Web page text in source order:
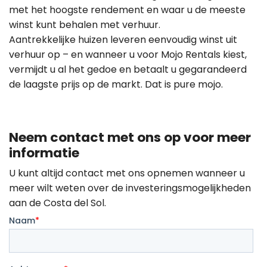
met het hoogste rendement en waar u de meeste
winst kunt behalen met verhuur.
Aantrekkelijke huizen leveren eenvoudig winst uit
verhuur op – en wanneer u voor Mojo Rentals kiest,
vermijdt u al het gedoe en betaalt u gegarandeerd
de laagste prijs op de markt. Dat is pure mojo.
Neem contact met ons op voor meer
informatie
U kunt altijd contact met ons opnemen wanneer u
meer wilt weten over de investeringsmogelijkheden
aan de Costa del Sol.